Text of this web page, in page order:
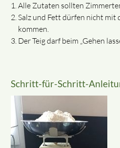
Alle Zutaten sollten
Salz und Fett dürfen nicht mit
kommen.
Der Teig darf beim „Gehen
Schritt-für-Schritt-